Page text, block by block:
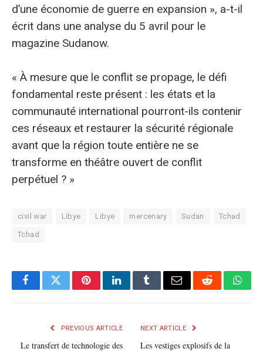
d’une économie de guerre en expansion », a-t-il
écrit dans une analyse du 5 avril pour le
magazine Sudanow.
« À mesure que le conflit se propage, le défi
fondamental reste présent : les états et la
communauté international pourront-ils contenir
ces réseaux et restaurer la sécurité régionale
avant que la région toute entière ne se
transforme en théâtre ouvert de conflit
perpétuel ? »
civil war Libye Libye mercenary Sudan Tchad
Tchad
FacebookTwitterPinterestLinkedInTumblrE-
Reddit
PREVIOUS ARTICLE
Le transfert de technologie des
NEXT ARTICLE
Les vestiges explosifs de la